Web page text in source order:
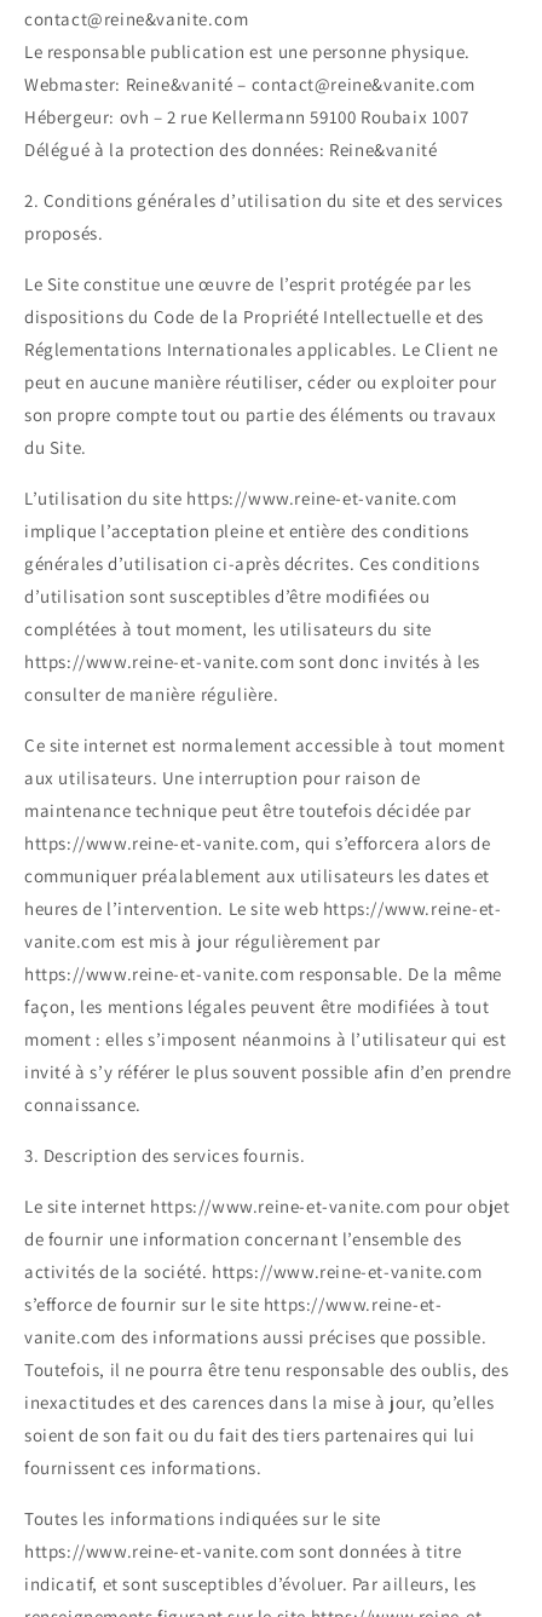
contact@reine&vanite.com
Le responsable publication est une personne physique.
Webmaster: Reine&vanité – contact@reine&vanite.com
Hébergeur: ovh – 2 rue Kellermann 59100 Roubaix 1007
Délégué à la protection des données: Reine&vanité
2. Conditions générales d’utilisation du site et des services
proposés.
Le Site constitue une œuvre de l’esprit protégée par les
dispositions du Code de la Propriété Intellectuelle et des
Réglementations Internationales applicables. Le Client ne
peut en aucune manière réutiliser, céder ou exploiter pour
son propre compte tout ou partie des éléments ou travaux
du Site.
L’utilisation du site https://www.reine-et-vanite.com
implique l’acceptation pleine et entière des conditions
générales d’utilisation ci-après décrites. Ces conditions
d’utilisation sont susceptibles d’être modifiées ou
complétées à tout moment, les utilisateurs du site
https://www.reine-et-vanite.com sont donc invités à les
consulter de manière régulière.
Ce site internet est normalement accessible à tout moment
aux utilisateurs. Une interruption pour raison de
maintenance technique peut être toutefois décidée par
https://www.reine-et-vanite.com, qui s’efforcera alors de
communiquer préalablement aux utilisateurs les dates et
heures de l’intervention. Le site web https://www.reine-et-
vanite.com est mis à jour régulièrement par
https://www.reine-et-vanite.com responsable. De la même
façon, les mentions légales peuvent être modifiées à tout
moment : elles s’imposent néanmoins à l’utilisateur qui est
invité à s’y référer le plus souvent possible afin d’en prendre
connaissance.
3. Description des services fournis.
Le site internet https://www.reine-et-vanite.com pour objet
de fournir une information concernant l’ensemble des
activités de la société. https://www.reine-et-vanite.com
s’efforce de fournir sur le site https://www.reine-et-
vanite.com des informations aussi précises que possible.
Toutefois, il ne pourra être tenu responsable des oublis, des
inexactitudes et des carences dans la mise à jour, qu’elles
soient de son fait ou du fait des tiers partenaires qui lui
fournissent ces informations.
Toutes les informations indiquées sur le site
https://www.reine-et-vanite.com sont données à titre
indicatif, et sont susceptibles d’évoluer. Par ailleurs, les